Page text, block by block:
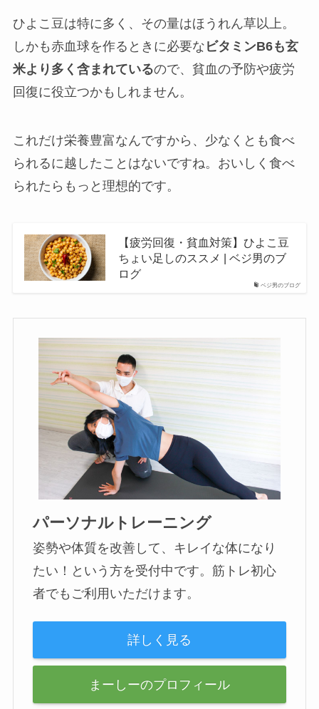
ひよこ豆は特に多く、その量はほうれん草以上。
しかも赤血球を作るときに必要な ビタミンB6も玄
米より多く含まれているので、貧血の予防や疲労
回復に役立つかもしれません。
これだけ栄養豊富なんですから、少なくとも食べ
られるに越したことはないですね。おいしく食べ
られたらもっと理想的です。
ベジ男のブログ
【疲労回復・貧血対策】ひよこ豆
ちょい足しのススメ | ベジ男のブ
ログ
パーソナルトレーニング
姿勢や体質を改善して、キレイな体になり
たい！という方を受付中です。筋トレ初心
者でもご利用いただけます。
詳しく見る
まーしーのプロフィール